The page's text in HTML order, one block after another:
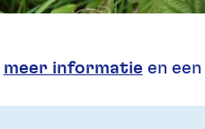
meer informatie en een